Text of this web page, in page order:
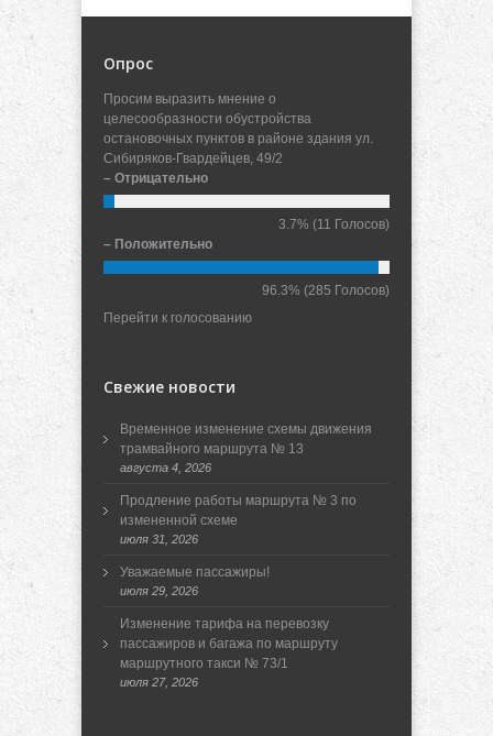
Опрос
Просим выразить мнение о
целесообразности обустройства
остановочных пунктов в районе здания ул.
Сибиряков-Гвардейцев, 49/2
– Отрицательно
3.7% (11 Голосов)
– Положительно
96.3% (285 Голосов)
Перейти к голосованию
Свежие новости
Временное изменение схемы движения
трамвайного маршрута № 13
августа 4, 2026
Продление работы маршрута № 3 по
измененной схеме
июля 31, 2026
Уважаемые пассажиры!
июля 29, 2026
Изменение тарифа на перевозку
пассажиров и багажа по маршруту
маршрутного такси № 73/1
июля 27, 2026